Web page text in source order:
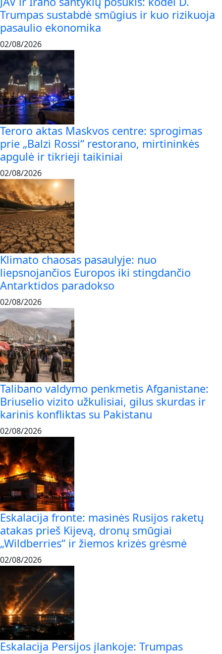
Trumpas sustabdė smūgius ir kuo rizikuoja
pasaulio ekonomika
02/08/2026
Teroro aktas Maskvos centre: sprogimas
prie „Balzi Rossi“ restorano, mirtininkės
apgulė ir tikrieji taikiniai
02/08/2026
Klimato chaosas pasaulyje: nuo
liepsnojančios Europos iki stingdančio
Antarktidos paradokso
02/08/2026
Talibano valdymo penkmetis Afganistane:
Briuselio vizito užkulisiai, gilus skurdas ir
karinis konfliktas su Pakistanu
02/08/2026
Eskalacija fronte: masinės Rusijos raketų
atakas prieš Kijevą, dronų smūgiai
„Wildberries“ ir žiemos krizės grėsmė
02/08/2026
Eskalacija Persijos įlankoje: Trumpas